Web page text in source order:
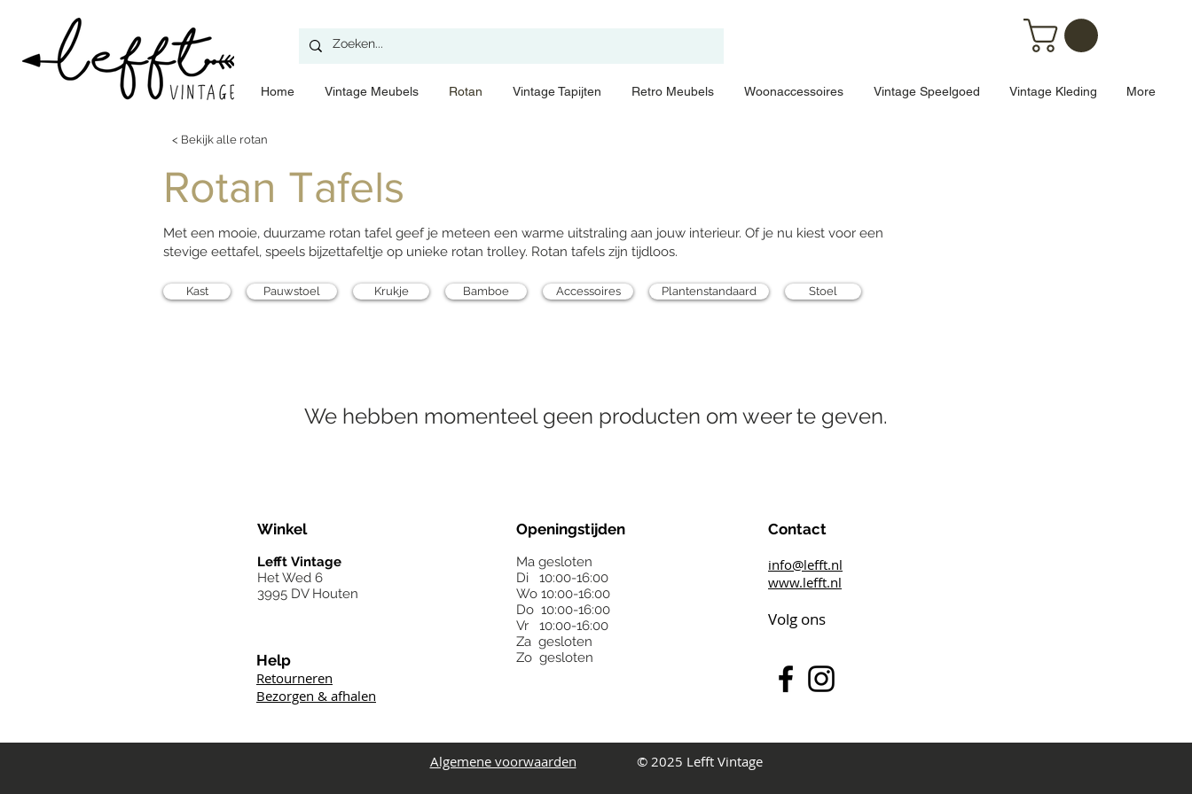
Home ​Vintage Meubels Rotan Vintage Tapijten Retro Meubels Woonaccessoires Vintage Speelgoed Vintage Kleding More
< Bekijk alle rotan
Rotan Tafels
Met een mooie, duurzame rotan tafel geef je meteen een warme uitstraling aan jouw interieur. Of je nu kiest voor een
stevige eettafel, speels bijzettafeltje op unieke rotan trolley. Rotan tafels zijn tijdloos.
Kast Pauwstoel Krukje Bamboe Accessoires Plantenstandaard Stoel
We hebben momenteel geen producten om weer te geven.
Winkel
Lefft Vintage
Het Wed 6
3995 DV Houten
Help
Retourneren
Bezorgen & afhalen
Openingstijden
Ma gesloten
Di 10:00-16:00
Wo 10:00-16:00
Do 10:00-16:00
Vr 10:00-16:00
Za gesloten
Zo gesloten
Contact
info@lefft.nl
www.lefft.nl
Volg ons
Algemene voorwaarden © 2025 Lefft Vintage